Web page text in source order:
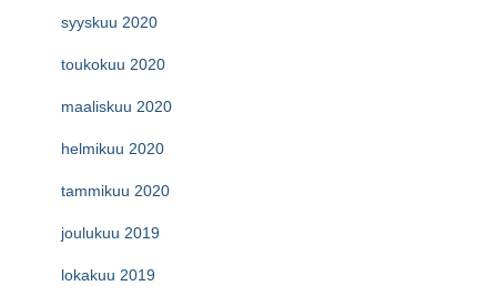
syyskuu 2020
toukokuu 2020
maaliskuu 2020
helmikuu 2020
tammikuu 2020
joulukuu 2019
lokakuu 2019